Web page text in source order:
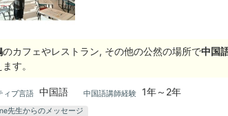
のカフェやレストラン, その他の公然の場所で中国
す。
ィブ言語 中国語 中国語講師経験 1年～2年
先生からのメッセージ